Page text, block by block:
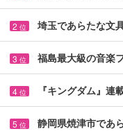
2 位 埼玉であらたな文
3 位 福島最大級の音楽
4 位 『キングダム』
5 位 静岡県焼津市であ